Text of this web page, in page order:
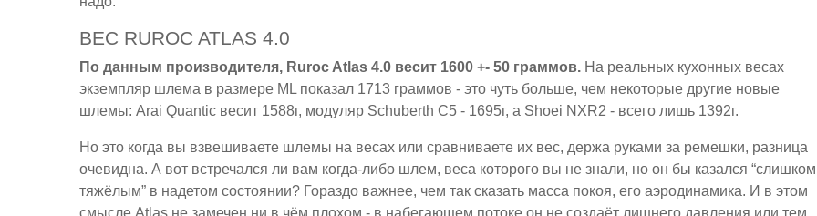
ВЕС RUROC ATLAS 4.0
По данным производителя, Ruroc Atlas 4.0 весит 1600 +- 50 граммов. На реальных кухонных весах
экземпляр шлема в размере ML показал 1713 граммов - это чуть больше, чем некоторые другие новые
шлемы: Arai Quantic весит 1588г, модуляр Schuberth C5 - 1695г, а Shoei NXR2 - всего лишь 1392г.
Но это когда вы взвешиваете шлемы на весах или сравниваете их вес, держа руками за ремешки, разница
очевидна. А вот встречался ли вам когда-либо шлем, веса которого вы не знали, но он бы казался “слишком
тяжёлым” в надетом состоянии? Гораздо важнее, чем так сказать масса покоя, его аэродинамика. И в этом